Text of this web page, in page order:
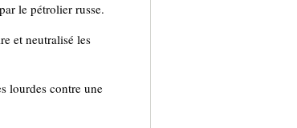
le pétrolier russe.
et neutralisé les
lourdes contre une